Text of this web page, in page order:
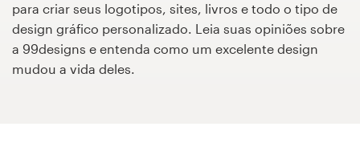
para criar seus logotipos, sites, livros e todo o tipo de
design gráfico personalizado. Leia suas opiniões sobre
a 99designs e entenda como um excelente design
mudou a vida deles.
99designs Pro